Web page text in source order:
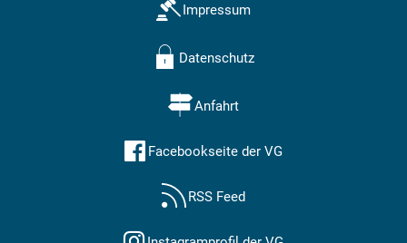
Impressum
Datenschutz
Anfahrt
Facebookseite der VG
RSS Feed